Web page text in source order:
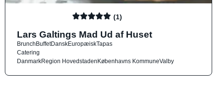
(1)
Lars Galtings Mad Ud af Huset
BrunchBuffetDanskEuropæiskTapas
Catering
DanmarkRegion HovedstadenKøbenhavns KommuneValby